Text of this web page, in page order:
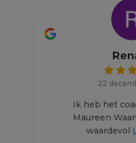
22
Ik heb het
Maureen
waardevol